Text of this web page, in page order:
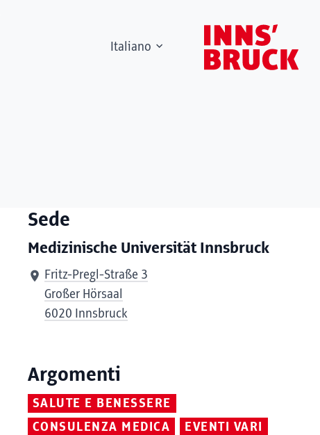
Italiano
Sede
Medizinische Universität Innsbruck
Fritz-Pregl-Straße 3
Großer Hörsaal
6020 Innsbruck
Argomenti
SALUTE E BENESSERE
CONSULENZA MEDICA
EVENTI VARI